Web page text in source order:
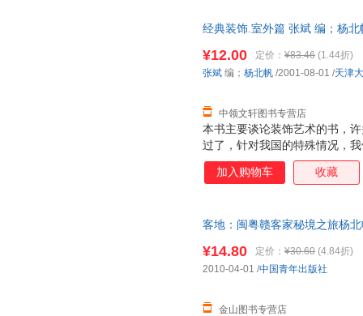
杂的围龙屋、大围楼及由它们
经典装饰.室外篇 张斌 编；杨
本书主要谈论装饰艺术的书，
过了，针对我国的特殊情况，
性的原则。而对于这本主要谈
筑学的界线。当然，广义的建
立性和独立的装饰内容，如之
有时它处在极显要的位置而已
题的相关内容细分出来，进行
¥12.00 定价： ¥83.46 (1.44折)
中领文轩图书专营店
张斌 编； 杨北帆 /2001-08-01 /天津
加入购物车 收藏
客地：闽粤赣客家秘境之旅杨
¥14.80 定价： ¥30.60 (4.84折)
金山图书专营店
2010-04-01 /中国青年出版社